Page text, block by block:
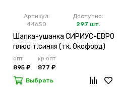
Артикул:
44650
Доступно:
297 шт.
Шапка-ушанка СИРИУС-ЕВРО
плюс т.синяя (тк. Оксфорд)
опт
895 ₽
кр.опт
877 ₽
Выбрать